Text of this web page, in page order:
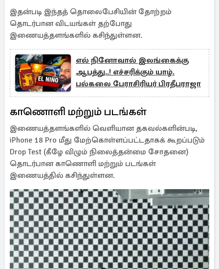
இதன்படி இந்தத் தொலைபேசியின் தோற்றம்
தொடர்பான விடயங்கள் தற்போது
இணையத்தளங்களில் கசிந்துள்ளன.
எல் நினோவால் இலங்கைக்கு
ஆபத்து..! எச்சரிக்கும் யாழ்.
பல்கலை பேராசிரியர் பிரதீபராஜா
காணொளி மற்றும் படங்கள்
இணையத்தளங்களில் வெளியான தகவல்களின்படி,
iPhone 18 Pro மீது மேற்கொள்ளப்பட்டதாகக் கூறப்படும்
Drop Test (கீழே விழும் நிலைத்தன்மை சோதனை)
தொடர்பான காணொளி மற்றும் படங்கள்
இணையத்தில் கசிந்துள்ளன.